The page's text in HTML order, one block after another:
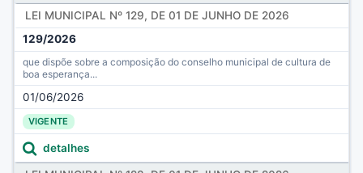
LEI MUNICIPAL Nº 129, DE 01 DE JUNHO DE 2026
129/2026
que dispõe sobre a composição do conselho municipal de cultura de
boa esperança...
01/06/2026
VIGENTE
detalhes